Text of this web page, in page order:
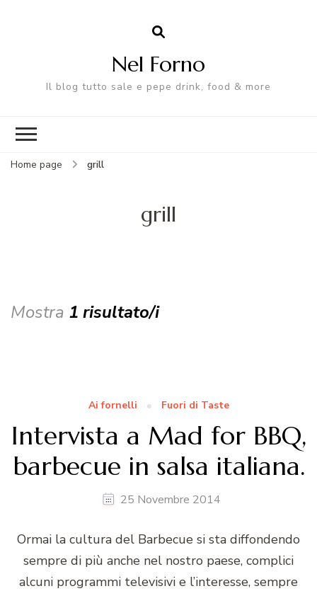
Nel Forno
Il blog tutto sale e pepe drink, food & more
Home page grill
grill
Mostra 1 risultato/i
Ai fornelli Fuori di Taste
Intervista a Mad for BBQ,
barbecue in salsa italiana.
25 Novembre 2014
Ormai la cultura del Barbecue si sta diffondendo
sempre di più anche nel nostro paese, complici
alcuni programmi televisivi e l’interesse, sempre